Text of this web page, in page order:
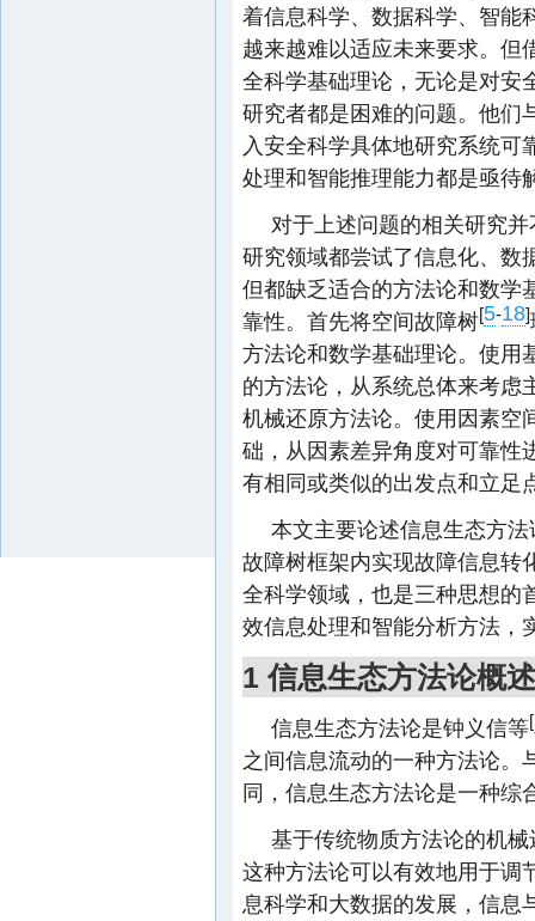
着信息科学、数据科学、智能
越来越难以适应未来要求。但
全科学基础理论，无论是对安
研究者都是困难的问题。他们
入安全科学具体地研究系统
处理和智能推理能力都是亟待
对于上述问题的相关研究并
研究领域都尝试了信息化、数
但都缺乏适合的方法论和数学
靠性。首先将空间故障树[5-18]
方法论和数学基础理论。使用
的方法论，从系统总体来考虑
机械还原方法论。使用因素空
础，从因素差异角度对可靠性
有相同或类似的出发点和立足
本文主要论述信息生态方
故障树框架内实现故障信息转
全科学领域，也是三种思想的
效信息处理和智能分析方法，
1 信息生态方法论概述
信息生态方法论是钟义信等[
之间信息流动的一种方法论。
同，信息生态方法论是一种综
基于传统物质方法论的机
这种方法论可以有效地用于调
息科学和大数据的发展，信息